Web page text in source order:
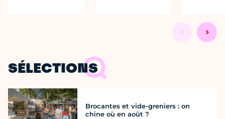
SÉLECTIONS
Brocantes et vide-greniers : on
chine où en août ?